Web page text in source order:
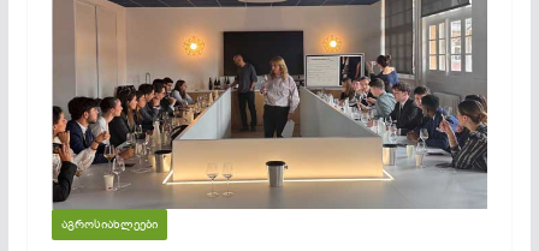
ᲐᲒᲠᲝᲡᲘᲐᲮᲚᲔᲔᲑᲘ